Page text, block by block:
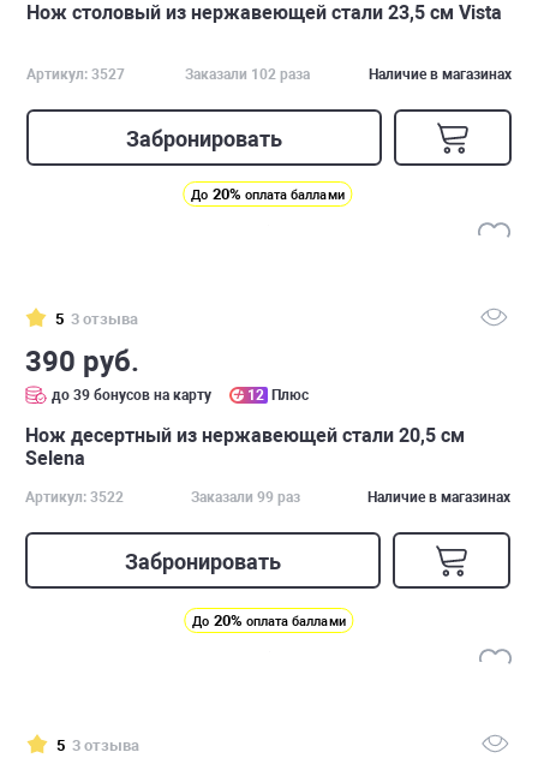
Нож столовый из нержавеющей стали 23,5 см Vista
Артикул: 3527 Заказали 102 раза Наличие в магазинах
Забронировать
До 20% оплата баллами
5 3 отзыва
390 руб.
до 39 бонусов на карту 12 Плюс
Нож десертный из нержавеющей стали 20,5 см
Selena
Артикул: 3522 Заказали 99 раз Наличие в магазинах
Забронировать
До 20% оплата баллами
5 3 отзыва